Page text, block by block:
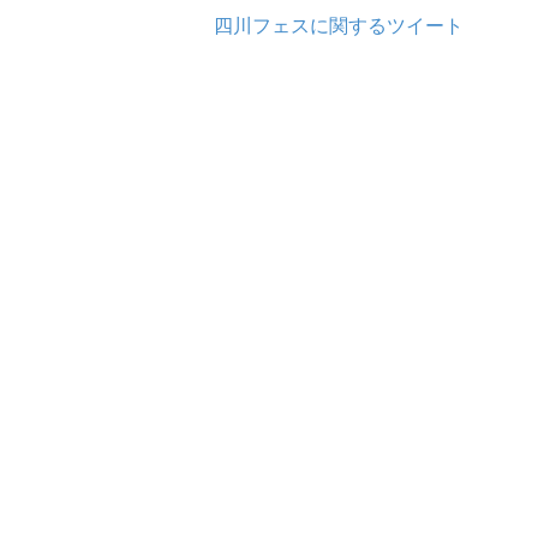
四川フェスに関するツイート